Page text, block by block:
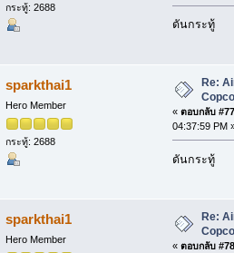
กระทู้: 2688
ดันกระทู้
sparkthai1
Hero Member
กระทู้: 2688
Re:
Copco
« ตอบกลับ
04:37:59 PM
ดันกระทู้
sparkthai1
Hero Member
Re:
Copco
« ตอบกลับ